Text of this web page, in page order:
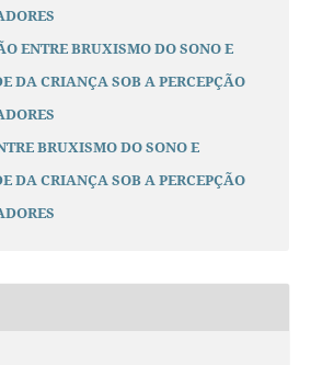
ENTRE BRUXISMO DO SONO E
DA CRIANÇA SOB A PERCEPÇÃO
BRUXISMO DO SONO E
DA CRIANÇA SOB A PERCEPÇÃO